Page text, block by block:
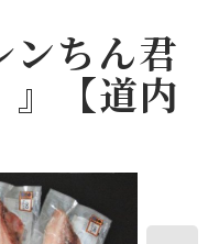
ちん君
』【道内